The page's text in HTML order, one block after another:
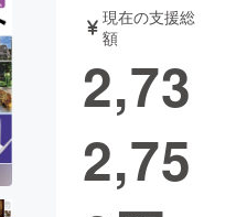
音楽
ト ゲーム・サ
現在の支援総
額
2,73
2,75